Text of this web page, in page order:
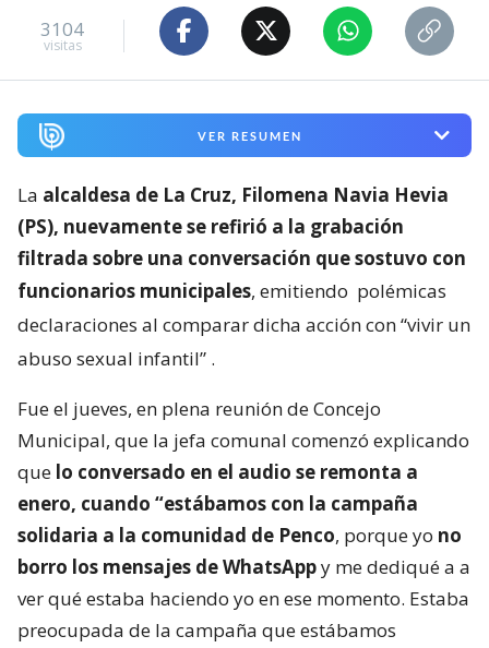
3104
visitas
VER RESUMEN
La alcaldesa de La Cruz, Filomena Navia Hevia
(PS), nuevamente se refirió a la grabación
filtrada sobre una conversación que sostuvo con
funcionarios municipales, emitiendo polémicas
declaraciones al comparar dicha acción con “vivir un
abuso sexual infantil” .
Fue el jueves, en plena reunión de Concejo
Municipal, que la jefa comunal comenzó explicando
que lo conversado en el audio se remonta a
enero, cuando “estábamos con la campaña
solidaria a la comunidad de Penco, porque yo no
borro los mensajes de WhatsAppy me dediqué a a
ver qué estaba haciendo yo en ese momento. Estaba
preocupada de la campaña que estábamos